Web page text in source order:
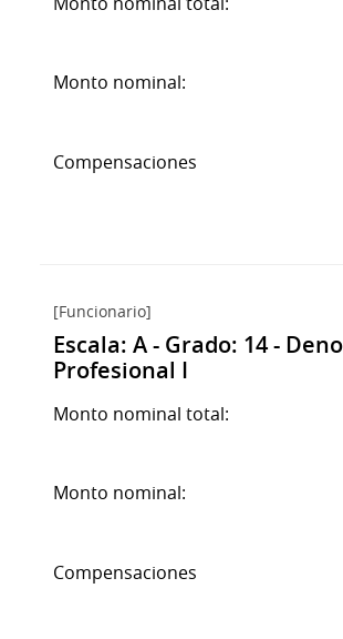
Monto nominal:
Compensaciones
[Funcionario]
Escala: A - Grado: 14 -
Profesional I
Monto nominal total:
Monto nominal:
Compensaciones